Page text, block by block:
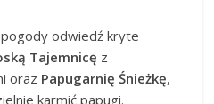
odwiedź kryte
Tajemnicę z
oraz Papugarnię Śnieżkę,
karmić papugi.